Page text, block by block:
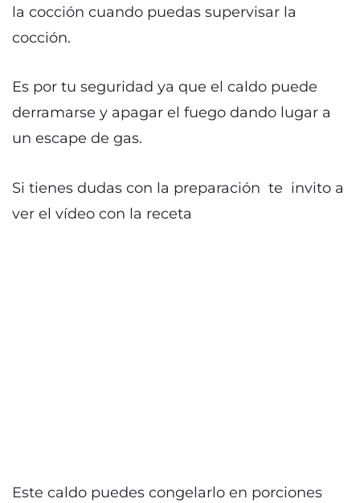
la cocción cuando puedas supervisar la
cocción.
Es por tu seguridad ya que el caldo puede
derramarse y apagar el fuego dando lugar a
un escape de gas.
Si tienes dudas con la preparación te invito a
ver el vídeo con la receta
Este caldo puedes congelarlo en porciones